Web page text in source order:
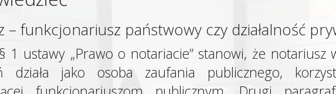
– funkcjonariusz państwowy czy działalność
1 ustawy „Prawo o notariacie” stanowi, że notariusz
działa jako osoba zaufania publicznego,